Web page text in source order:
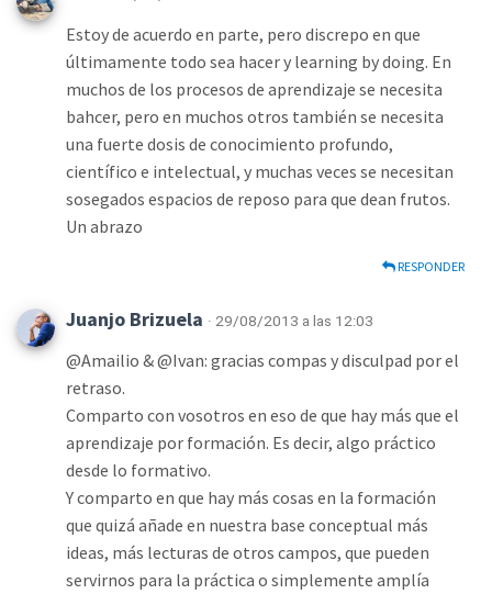
Estoy de acuerdo en parte, pero discrepo en que
últimamente todo sea hacer y learning by doing. En
muchos de los procesos de aprendizaje se necesita
bahcer, pero en muchos otros también se necesita
una fuerte dosis de conocimiento profundo,
científico e intelectual, y muchas veces se necesitan
sosegados espacios de reposo para que dean frutos.
Un abrazo
RESPONDER
Juanjo Brizuela · 29/08/2013 a las 12:03
@Amailio & @Ivan: gracias compas y disculpad por el
retraso.
Comparto con vosotros en eso de que hay más que el
aprendizaje por formación. Es decir, algo práctico
desde lo formativo.
Y comparto en que hay más cosas en la formación
que quizá añade en nuestra base conceptual más
ideas, más lecturas de otros campos, que pueden
servirnos para la práctica o simplemente amplía